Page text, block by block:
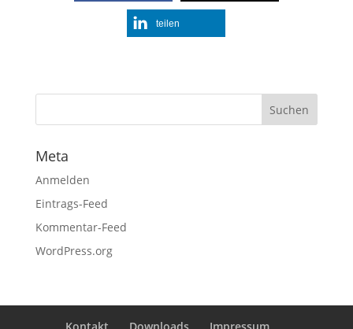
teilen
Meta
Anmelden
Eintrags-Feed
Kommentar-Feed
WordPress.org